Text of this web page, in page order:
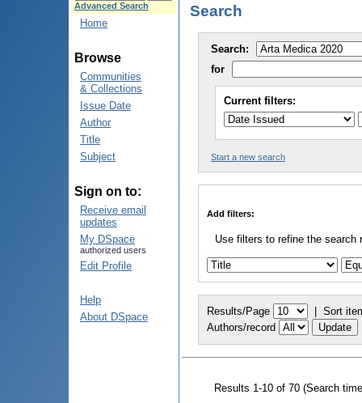
Advanced Search
Home
Browse
Communities
& Collections
Issue Date
Author
Title
Subject
Sign on to:
Receive email
updates
My DSpace
authorized users
Edit Profile
Help
About DSpace
Search
Search:
for
Current filters:
Start a new search
Add filters:
Use filters to refine the search
Results/Page | Sort
Authors/record
Results 1-10 of 70 (Search